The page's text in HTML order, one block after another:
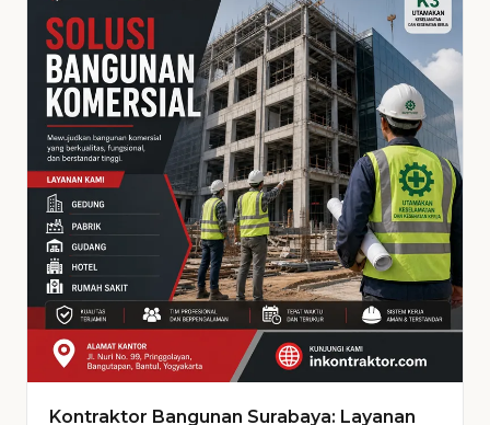
Kontraktor Bangunan Surabaya: Layanan